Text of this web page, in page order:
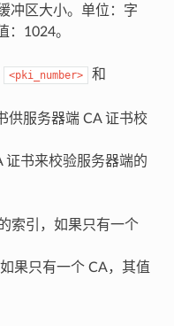
冲区大小。单位：字
：1024。
<pki_number> 和
供服务器端 CA 证书校
证书来校验服务器端的
索引，如果只有一个
果只有一个 CA，其值